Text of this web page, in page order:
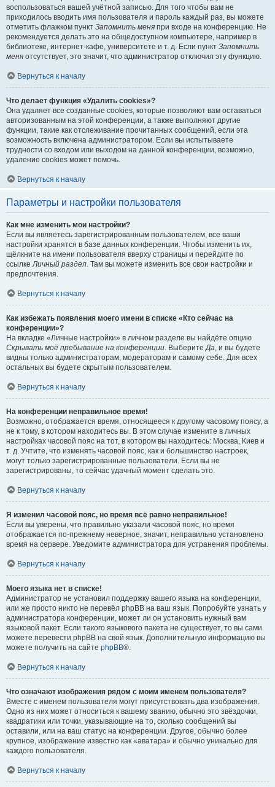
воспользоваться вашей учётной записью. Для того чтобы вам не
приходилось вводить имя пользователя и пароль каждый раз, вы можете
отметить флажком пункт Запомнить меня при входе на конференцию. Не
рекомендуется делать это на общедоступном компьютере, например в
библиотеке, интернет-кафе, университете и т. д. Если пункт Запомнить
меня отсутствует, это значит, что администратор отключил эту функцию.
Вернуться к началу
Что делает функция «Удалить cookies»?
Она удаляет все созданные cookies, которые позволяют вам оставаться
авторизованным на этой конференции, а также выполняют другие
функции, такие как отслеживание прочитанных сообщений, если эта
возможность включена администратором. Если вы испытываете
трудности со входом или выходом на данной конференции, возможно,
удаление cookies может помочь.
Вернуться к началу
Параметры и настройки пользователя
Как мне изменить мои настройки?
Если вы являетесь зарегистрированным пользователем, все ваши
настройки хранятся в базе данных конференции. Чтобы изменить их,
щёлкните на имени пользователя вверху страницы и перейдите по
ссылкеЛичный раздел. Там вы можете изменить все свои настройки и
предпочтения.
Вернуться к началу
Как избежать появления моего имени в списке «Кто сейчас на
конференции»?
На вкладке «Личные настройки» в личном разделе вы найдёте опцию
Скрывать моё пребывание на конференции. ВыберитеДа, и вы будете
видны только администраторам, модераторам и самому себе. Для всех
остальных вы будете скрытым пользователем.
Вернуться к началу
На конференции неправильное время!
Возможно, отображается время, относящееся к другому часовому поясу, а
не к тому, в котором находитесь вы. В этом случае измените в личных
настройках часовой пояс на тот, в котором вы находитесь: Москва, Киев и
т. д. Учтите, что изменять часовой пояс, как и большинство настроек,
могут только зарегистрированные пользователи. Если вы не
зарегистрированы, то сейчас удачный момент сделать это.
Вернуться к началу
Я изменил часовой пояс, но время всё равно неправильное!
Если вы уверены, что правильно указали часовой пояс, но время
отображается по-прежнему неверное, значит, неправильно установлено
время на сервере. Уведомите администратора для устранения проблемы.
Вернуться к началу
Моего языка нет в списке!
Администратор не установил поддержку вашего языка на конференции,
или же просто никто не перевёл phpBB на ваш язык. Попробуйте узнать у
администратора конференции, может ли он установить нужный вам
языковой пакет. Если такого языкового пакета не существует, то вы сами
можете перевести phpBB на свой язык. Дополнительную информацию вы
можете получить на сайте phpBB®.
Вернуться к началу
Что означают изображения рядом с моим именем пользователя?
Вместе с именем пользователя могут присутствовать два изображения.
Одно из них может относиться к вашему званию, обычно это звёздочки,
квадратики или точки, указывающие на то, сколько сообщений вы
оставили, или на ваш статус на конференции. Другое, обычно более
крупное, изображение известно как «аватара» и обычно уникально для
каждого пользователя.
Вернуться к началу